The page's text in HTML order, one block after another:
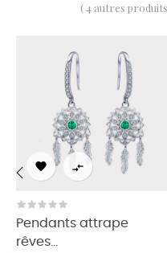
( 4 autres
 
Pendants attrape
rêves...
‹